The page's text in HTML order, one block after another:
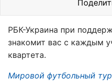
РБК-Украина при
знакомит вас с каждым
квартета.
Мировой футбольный